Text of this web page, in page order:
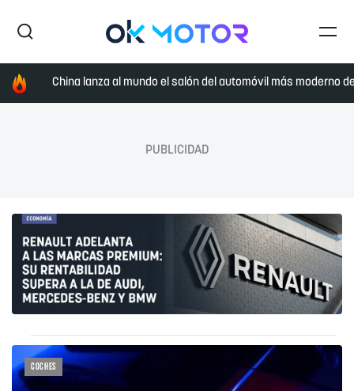
China lanza al mundo el salón del automóvil más moderno
COCHES